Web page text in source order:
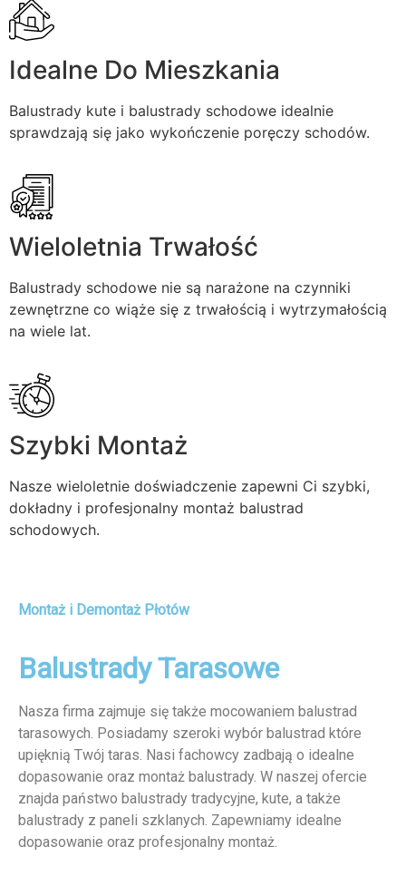
Idealne Do Mieszkania
Balustrady kute i balustrady schodowe idealnie
sprawdzają się jako wykończenie poręczy schodów.
Wieloletnia Trwałość
Balustrady schodowe nie są narażone na czynniki
zewnętrzne co wiąże się z trwałością i wytrzymałością
na wiele lat.
Szybki Montaż
Nasze wieloletnie doświadczenie zapewni Ci szybki,
dokładny i profesjonalny montaż balustrad
schodowych.
Montaż i Demontaż Płotów
Balustrady Tarasowe
Nasza firma zajmuje się także mocowaniem balustrad
tarasowych. Posiadamy szeroki wybór balustrad które
upięknią Twój taras. Nasi fachowcy zadbają o idealne
dopasowanie oraz montaż balustrady. W naszej ofercie
znajda państwo balustrady tradycyjne, kute, a także
balustrady z paneli szklanych. Zapewniamy idealne
dopasowanie oraz profesjonalny montaż.